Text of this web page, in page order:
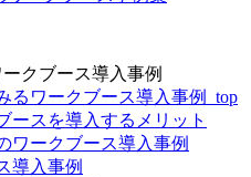
クブース導入事例
るワークブース導入事例_top
ースを導入するメリット
ワークブース導入事例
導入事例